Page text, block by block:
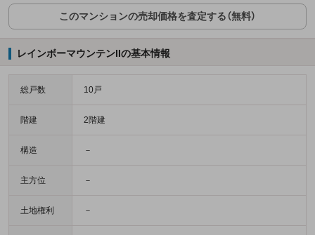
このマンションの売却価格を査定する（無料）
レインボーマウンテンIIの基本情報
総戸数 10戸
階建 2階建
構造 －
主方位 －
土地権利 －